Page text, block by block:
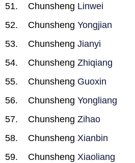
Chunsheng Linwei
Chunsheng Yongjian
Chunsheng Jianyi
Chunsheng Zhiqiang
Chunsheng Guoxin
Chunsheng Yongliang
Chunsheng Zihao
Chunsheng Xianbin
Chunsheng Xiaoliang